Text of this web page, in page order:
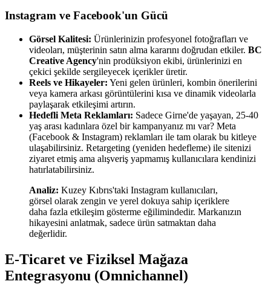
Instagram ve Facebook'un Gücü
Görsel Kalitesi: Ürünlerinizin profesyonel fotoğrafları ve
videoları, müşterinin satın alma kararını doğrudan etkiler. BC
Creative Agency'nin prodüksiyon ekibi, ürünlerinizi en
çekici şekilde sergileyecek içerikler üretir.
Reels ve Hikayeler: Yeni gelen ürünleri, kombin önerilerini
veya kamera arkası görüntülerini kısa ve dinamik videolarla
paylaşarak etkileşimi artırın.
Hedefli Meta Reklamları: Sadece Girne'de yaşayan, 25-40
yaş arası kadınlara özel bir kampanyanız mı var? Meta
(Facebook & Instagram) reklamları ile tam olarak bu kitleye
ulaşabilirsiniz. Retargeting (yeniden hedefleme) ile sitenizi
ziyaret etmiş ama alışveriş yapmamış kullanıcılara kendinizi
hatırlatabilirsiniz.
Analiz: Kuzey Kıbrıs'taki Instagram kullanıcıları,
görsel olarak zengin ve yerel dokuya sahip içeriklere
daha fazla etkileşim gösterme eğilimindedir. Markanızın
hikayesini anlatmak, sadece ürün satmaktan daha
değerlidir.
E-Ticaret ve Fiziksel Mağaza
Entegrasyonu (Omnichannel)